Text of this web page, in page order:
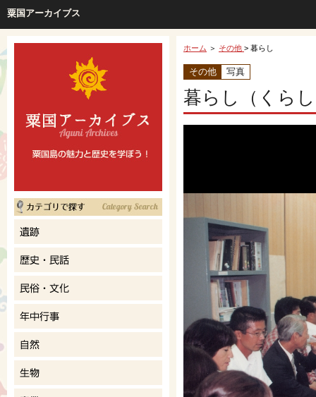
粟国アーカイブス
ホーム ＞ その他 > 暮らし
その他 写真
暮らし（くら